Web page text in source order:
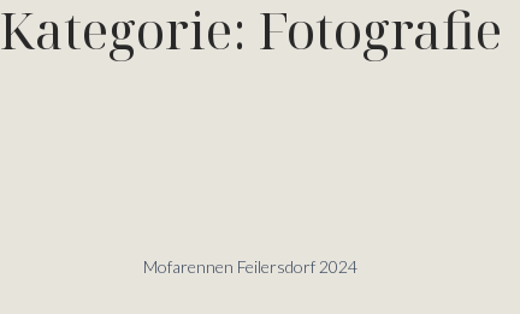
Kategorie: Fotografie
Mofarennen Feilersdorf 2024